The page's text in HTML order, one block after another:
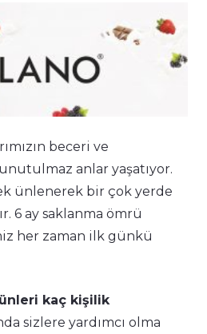
beceri ve
anlar yaşatıyor.
ünlenerek bir çok yerde
6 ay saklanma ömrü
her zaman ilk günkü
kaç kişilik
sizlere yardımcı olma